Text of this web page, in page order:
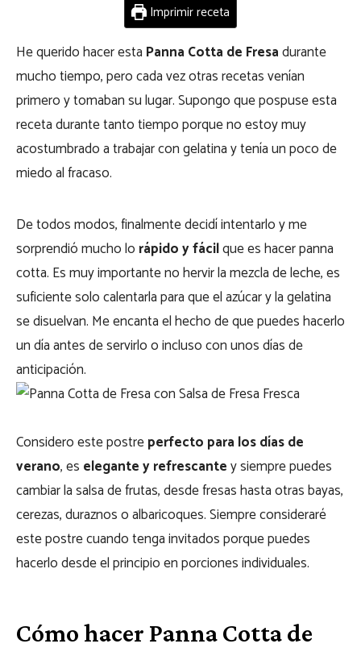
Imprimir receta
He querido hacer esta Panna Cotta de Fresadurante
mucho tiempo, pero cada vez otras recetas venían
primero y tomaban su lugar. Supongo que pospuse esta
receta durante tanto tiempo porque no estoy muy
acostumbrado a trabajar con gelatina y tenía un poco de
miedo al fracaso.
De todos modos, finalmente decidí intentarlo y me
sorprendió mucho lo rápido y fácilque es hacer panna
cotta. Es muy importante no hervir la mezcla de leche, es
suficiente solo calentarla para que el azúcar y la gelatina
se disuelvan. Me encanta el hecho de que puedes hacerlo
un día antes de servirlo o incluso con unos días de
anticipación.
Considero este postreperfecto para los días de
verano, es elegante y refrescantey siempre puedes
cambiar la salsa de frutas, desde fresas hasta otras bayas,
cerezas, duraznos o albaricoques. Siempre consideraré
este postre cuando tenga invitados porque puedes
hacerlo desde el principio en porciones individuales.
Cómo hacer Panna Cotta de